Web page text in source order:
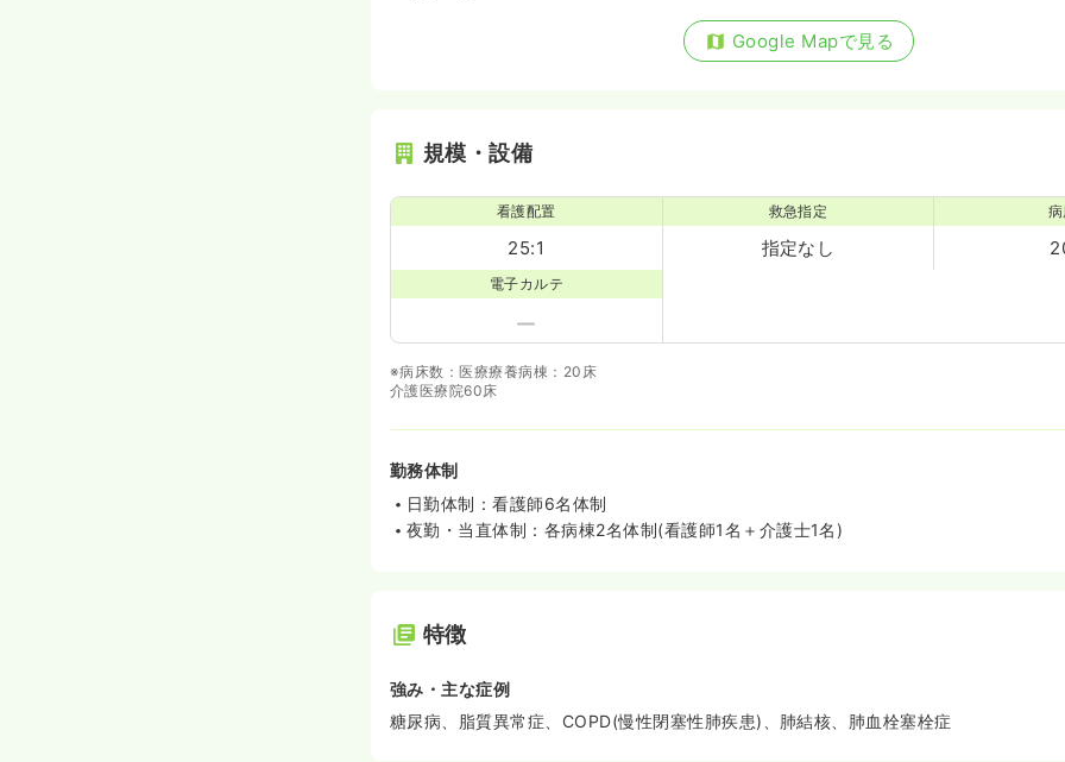
Google Mapで見る
規模・設備
看護配置
25:1
救急指定
指定なし
電子カルテ
※病床数：医療療養病棟：20床
介護医療院60床
勤務体制
日勤体制：看護師6名体制
夜勤・当直体制：各病棟2名体制(看護師1名＋介護士1名)
特徴
強み・主な症例
糖尿病、脂質異常症、COPD(慢性閉塞性肺疾患)、肺結核、肺血栓塞栓症